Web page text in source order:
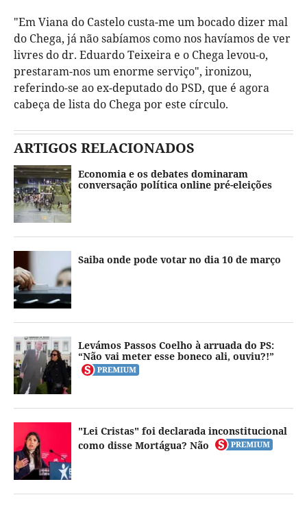
"Em Viana do Castelo custa-me um bocado dizer mal
do Chega, já não sabíamos como nos havíamos de ver
livres do dr. Eduardo Teixeira e o Chega levou-o,
prestaram-nos um enorme serviço", ironizou,
referindo-se ao ex-deputado do PSD, que é agora
cabeça de lista do Chega por este círculo.
ARTIGOS RELACIONADOS
Economia e os debates dominaram
conversação política online pré-eleições
Saiba onde pode votar no dia 10 de março
Levámos Passos Coelho à arruada do PS:
“Não vai meter esse boneco ali, ouviu?!”
"Lei Cristas" foi declarada inconstitucional
como disse Mortágua? Não